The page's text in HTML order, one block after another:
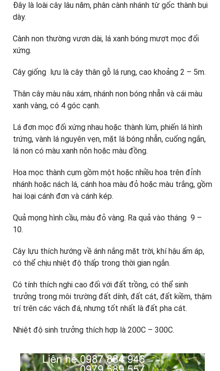
Đây là loài cây lâu năm, phân cành nhánh từ gốc thành bụi
dày.
Cành non thường vươn dài, lá xanh bóng mượt mọc đối
xứng.
Cây giống lựu là cây thân gỗ lá rụng, cao khoảng 2 – 5m.
Thân cây màu nâu xám, nhánh non bóng nhẵn và cái màu
xanh vàng, có 4 góc cạnh.
Lá đơn mọc đối xứng nhau hoặc thành lùm, phiến lá hình
trứng, vành lá nguyên vẹn, mặt lá bóng nhẵn, cuống ngắn,
lá non có màu xanh nõn hoặc màu đồng.
Hoa mọc thành cụm gồm một hoặc nhiều hoa trên đỉnh
nhánh hoặc nách lá, cánh hoa màu đỏ hoặc màu trắng, gồm
hai loại cánh đơn và cánh kép.
Quả mọng hình cầu, màu đỏ vàng. Ra quả vào tháng 9 –
10.
Cây lựu thích hướng về ánh nắng mặt trời, khí hậu ấm áp,
có thể chịu nhiệt độ thấp trong thời gian ngắn.
Có tính thích nghi cao đối với đất trồng, có thể sinh
trưởng trong môi trường đất dính, đất cát, đất kiềm, thậm
trí trên các vách đá, nhưng tốt nhất là đất pha cát.
Nhiệt độ sinh trưởng thích hợp là 200C – 300C.